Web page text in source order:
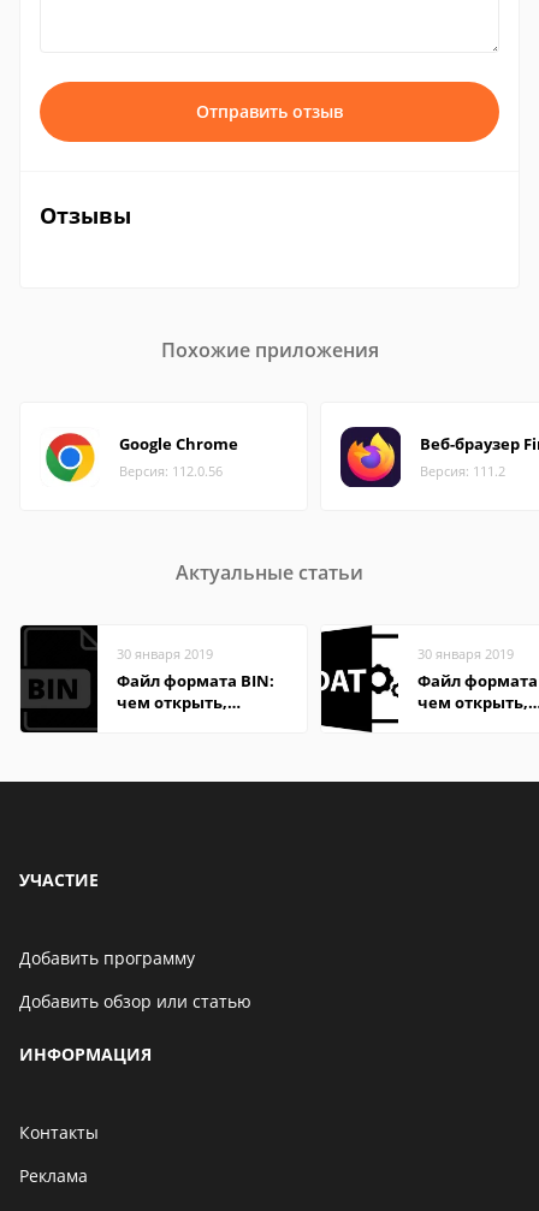
Отправить отзыв
Отзывы
Похожие приложения
Google Chrome
Версия: 112.0.56
Веб-браузер
Версия: 111.2
Актуальные статьи
30 января 2019
Файл формата BIN:
чем открыть,
30 января 2019
Файл формата
чем открыть,
УЧАСТИЕ
Добавить программу
Добавить обзор или статью
ИНФОРМАЦИЯ
Контакты
Реклама